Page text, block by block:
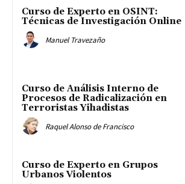
Curso de Experto en OSINT:
Técnicas de Investigación Online
Manuel Travezaño
Curso de Análisis Interno de
Procesos de Radicalización en
Terroristas Yihadistas
Raquel Alonso de Francisco
Curso de Experto en Grupos
Urbanos Violentos